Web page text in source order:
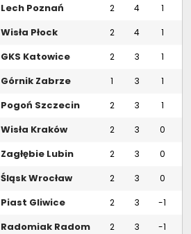
Lech Poznań 2 4 1
Wisła Płock 2 4 1
GKS Katowice 2 3 1
Górnik Zabrze 1 3 1
Pogoń Szczecin 2 3 1
Wisła Kraków 2 3 0
Zagłębie Lubin 2 3 0
Śląsk Wrocław 2 3 0
Piast Gliwice 2 3 -1
Radomiak Radom 2 3 -1